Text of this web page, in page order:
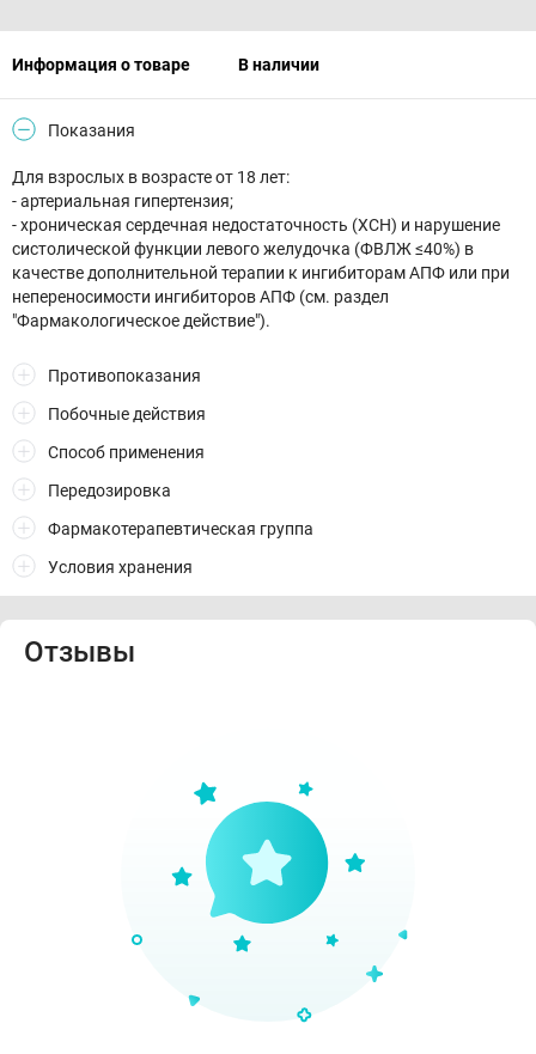
Информация о товаре В наличии
Показания
Для взрослых в возрасте от 18 лет:
- артериальная гипертензия;
- хроническая сердечная недостаточность (ХСН) и нарушение
систолической функции левого желудочка (ФВЛЖ ≤40%) в
качестве дополнительной терапии к ингибиторам АПФ или при
непереносимости ингибиторов АПФ (см. раздел
"Фармакологическое действие").
Противопоказания
Побочные действия
Способ применения
Передозировка
Фармакотерапевтическая группа
Условия хранения
Отзывы